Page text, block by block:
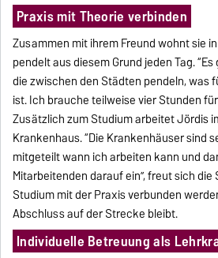
Praxis mit Theorie verbinden
Zusammen mit ihrem Freund wohnt sie
pendelt aus diesem Grund jeden Tag.
die zwischen den Städten pendeln, was
ist. Ich brauche teilweise vier Stunden
Zusätzlich zum Studium arbeitet Jördis
Krankenhaus. “Die Krankenhäuser sind
mitgeteilt wann ich arbeiten kann und
Mitarbeitenden darauf ein”, freut sich
Studium mit der Praxis verbunden
Abschluss auf der Strecke bleibt.
Individuelle Betreuung als